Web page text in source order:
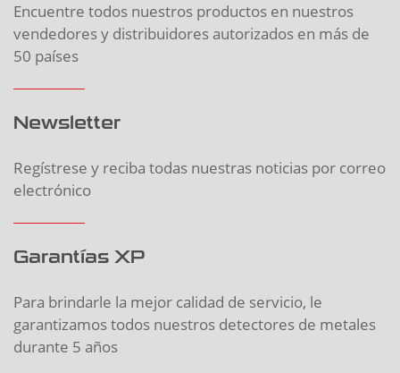
Encuentre todos nuestros productos en nuestros
vendedores y distribuidores autorizados en más de
50 países
Newsletter
Regístrese y reciba todas nuestras noticias por correo
electrónico
Garantías XP
Para brindarle la mejor calidad de servicio, le
garantizamos todos nuestros detectores de metales
durante 5 años